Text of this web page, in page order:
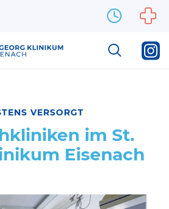
Intensivmedizin
VERSORGT
im St.
Eisenach